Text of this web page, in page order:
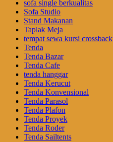
sofa single berkualitas
Sofa Studio
Stand Makanan
Taplak Meja
tempat sewa kursi crossback
Tenda
Tenda Bazar
Tenda Cafe
tenda hanggar
Tenda Kerucut
Tenda Konvensional
Tenda Parasol
Tenda Plafon
Tenda Proyek
Tenda Roder
Tenda Sailtents